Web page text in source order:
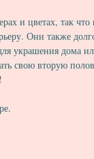
и цветах, так что
Они также
украшения дома
свою вторую